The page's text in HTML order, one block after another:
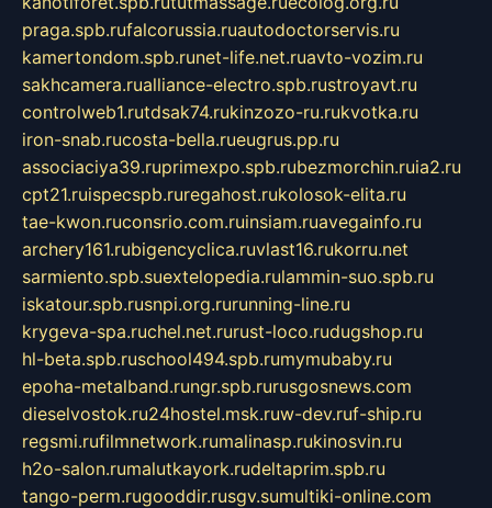
praga.spb.rufalcorussia.ruautodoctorservis.ru
kamertondom.spb.runet-life.net.ruavto-vozim.ru
sakhcamera.rualliance-electro.spb.rustroyavt.ru
controlweb1.rutdsak74.rukinzozo-ru.rukvotka.ru
iron-snab.rucosta-bella.rueugrus.pp.ru
associaciya39.ruprimexpo.spb.rubezmorchin.ruia2.ru
cpt21.ruispecspb.ruregahost.rukolosok-elita.ru
tae-kwon.ruconsrio.com.ruinsiam.ruavegainfo.ru
archery161.rubigencyclica.ruvlast16.rukorru.net
sarmiento.spb.suextelopedia.rulammin-suo.spb.ru
iskatour.spb.rusnpi.org.rurunning-line.ru
krygeva-spa.ruchel.net.rurust-loco.rudugshop.ru
hl-beta.spb.ruschool494.spb.rumymubaby.ru
epoha-metalband.rungr.spb.rurusgosnews.com
dieselvostok.ru24hostel.msk.ruw-dev.ruf-ship.ru
regsmi.rufilmnetwork.rumalinasp.rukinosvin.ru
h2o-salon.rumalutkayork.rudeltaprim.spb.ru
tango-perm.rugooddir.rusgv.sumultiki-online.com